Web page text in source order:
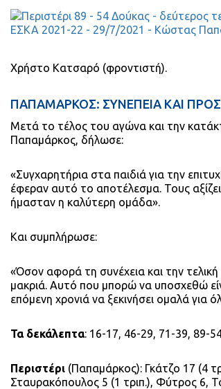
Χρήστο Κατσαρό (φροντιστή).
ΠΑΠΑΜΑΡΚΟΣ: ΣΥΝΕΠΕΙΑ ΚΑΙ
Μετά το τέλος του αγώνα και την
Παπαμάρκος, δήλωσε:
«Συγχαρητήρια στα παιδιά για την
έφεραν αυτό το αποτέλεσμα. Τους
ήμασταν η καλύτερη ομάδα».
Και συμπλήρωσε:
«Όσον αφορά τη συνέχεια και την
μακριά. Αυτό που μπορώ να υποσχεθώ
επόμενη χρονιά να ξεκινήσει ομαλά
Τα δεκάλεπτα: 16-17, 46-29, 71-39, 89-
Περιστέρι (Παπαμάρκος): Γκάτζο 17 (4
Σταυρακόπουλος 5 (1 τριπ.), Φύτρος 6,